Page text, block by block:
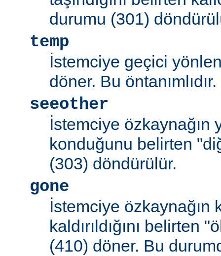
durumu (301)
temp
İstemciye geçici
döner. Bu öntanımlıdır.
seeother
İstemciye özkaynağın
konduğunu belirten
(303) döndürülür.
gone
İstemciye özkaynağın
kaldırıldığını belirten
(410) döner. Bu